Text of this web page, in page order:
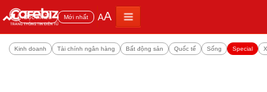
Đọc nhiều Mới nhất AA
Kinh doanh Tài chính ngân hàng Bất động sản Quốc tế Sống Special